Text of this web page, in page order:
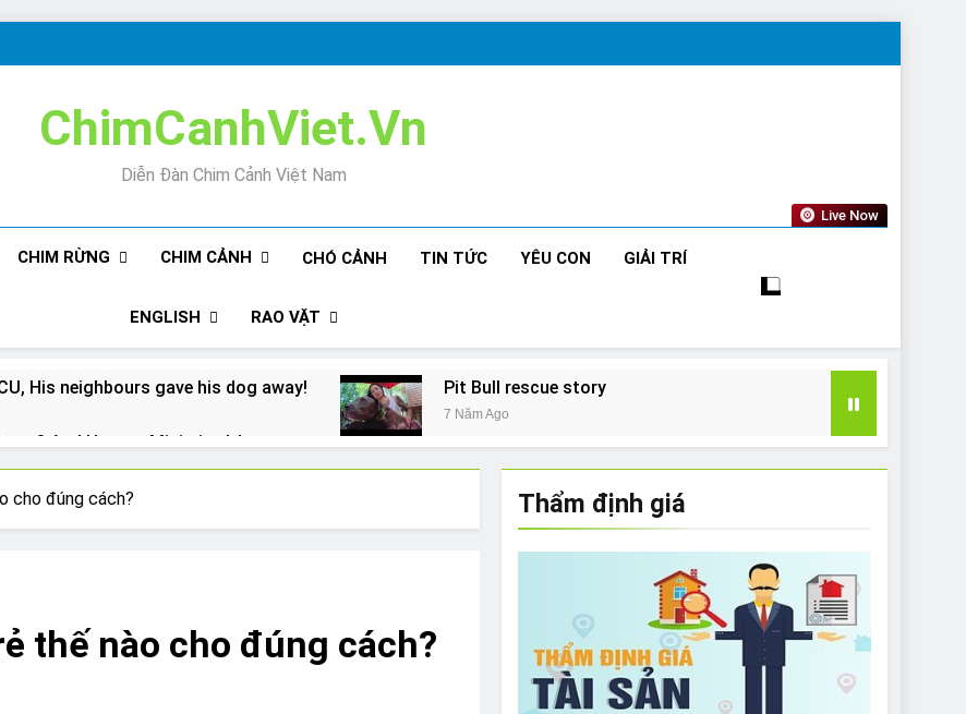
ChimCanhViet.Vn
Diễn Đàn Chim Cảnh Việt Nam
Live Now
CHIM RỪNG CHIM CẢNH CHÓ CẢNH TIN TỨC YÊU CON GIẢI TRÍ
ENGLISH RAO VẶT
His neighbours gave his dog away! Pit Bull rescue story
7 Năm Ago
And How to Minimize It!
as much as you think and here’s why!
The Ultimate Guide to What Bulldogs Can (and can’t) Eat
7 Năm Ago
And How to Train Them! How Often Do I Need to Groom My Bulldog
cho đúng cách?
thế nào cho đúng cách?
Thẩm định giá